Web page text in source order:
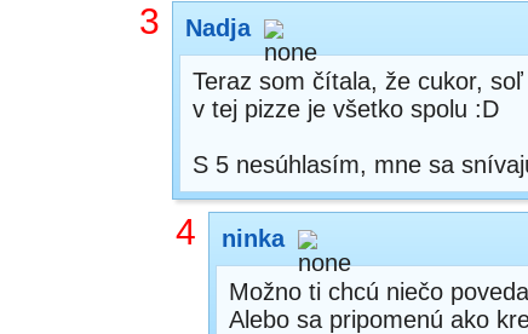
3 Nadja
Teraz som čítala, že cukor,
v tej pizze je všetko spolu :D
S 5 nesúhlasím, mne sa
4 ninka
Možno ti chcú niečo
Alebo sa pripomenú ako